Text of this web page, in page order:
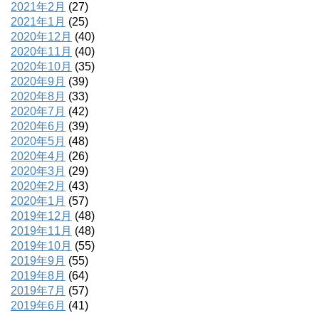
2021年2月 (27)
2021年1月 (25)
2020年12月 (40)
2020年11月 (40)
2020年10月 (35)
2020年9月 (39)
2020年8月 (33)
2020年7月 (42)
2020年6月 (39)
2020年5月 (48)
2020年4月 (26)
2020年3月 (29)
2020年2月 (43)
2020年1月 (57)
2019年12月 (48)
2019年11月 (48)
2019年10月 (55)
2019年9月 (55)
2019年8月 (64)
2019年7月 (57)
2019年6月 (41)